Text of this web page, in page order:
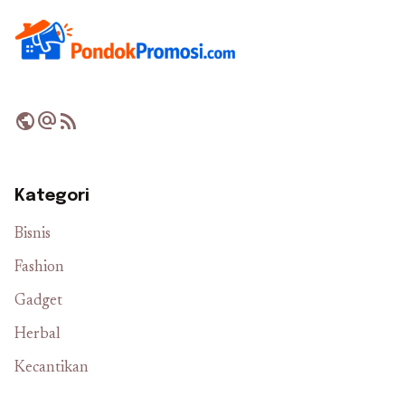
publicalternate_emailrss_feed
Kategori
Bisnis
Fashion
Gadget
Herbal
Kecantikan